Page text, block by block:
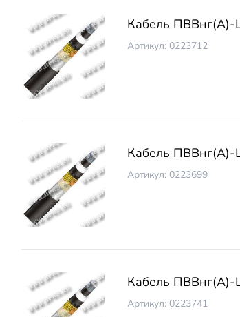
Кабель ПВВнг(А)-
Артикул: 0223712
Кабель ПВВнг(А)-
Артикул: 0223699
Кабель ПВВнг(А)-
Артикул: 0223741